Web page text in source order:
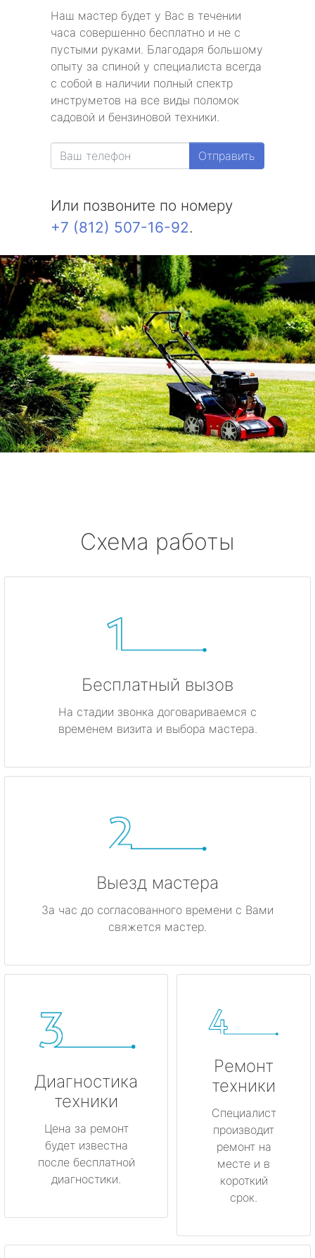
Наш мастер будет у Вас в течении
часа совершенно бесплатно и не с
пустыми руками. Благодаря большому
опыту за спиной у специалиста всегда
с собой в наличии полный спектр
инструметов на все виды поломок
садовой и бензиновой техники.
Отправить
Или позвоните по номеру
+7 (812) 507-16-92.
Схема работы
Бесплатный вызов
На стадии звонка договариваемся с
временем визита и выбора мастера.
Выезд мастера
За час до согласованного времени с Вами
свяжется мастер.
Диагностика
техники
Цена за ремонт
будет известна
после бесплатной
диагностики.
Ремонт
техники
Специалист
производит
ремонт на
месте и в
короткий
срок.